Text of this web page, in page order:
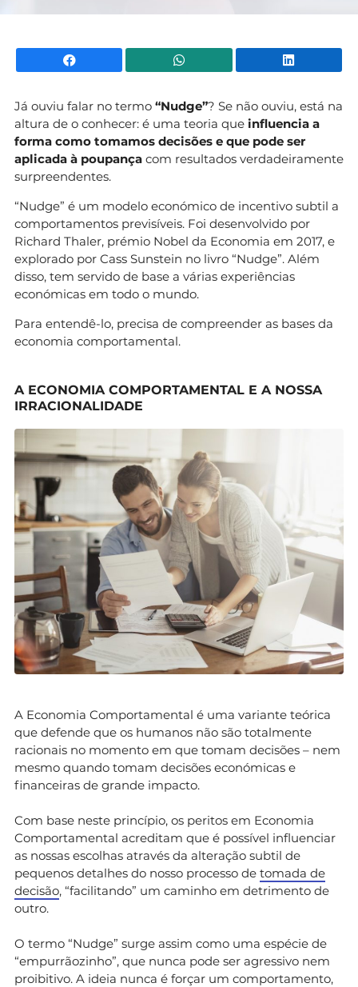
Facebook WhatsApp
Já ouviu falar no termo “Nudge”? Se não ouviu, está na
altura de o conhecer: é uma teoria que influencia a
forma como tomamos decisões e que pode ser
aplicada à poupança com resultados verdadeiramente
surpreendentes.
“Nudge” é um modelo económico de incentivo subtil a
comportamentos previsíveis. Foi desenvolvido por
Richard Thaler, prémio Nobel da Economia em 2017, e
explorado por Cass Sunstein no livro “Nudge”. Além
disso, tem servido de base a várias experiências
económicas em todo o mundo.
Para entendê-lo, precisa de compreender as bases da
economia comportamental.
A ECONOMIA COMPORTAMENTAL E A NOSSA
IRRACIONALIDADE
A Economia Comportamental é uma variante teórica
que defende que os humanos não são totalmente
racionais no momento em que tomam decisões – nem
mesmo quando tomam decisões económicas e
financeiras de grande impacto.
Com base neste princípio, os peritos em Economia
Comportamental acreditam que é possível influenciar
as nossas escolhas através da alteração subtil de
pequenos detalhes do nosso processo de tomada de
decisão, “facilitando” um caminho em detrimento de
outro.
O termo “Nudge” surge assim como uma espécie de
“empurrãozinho”, que nunca pode ser agressivo nem
proibitivo. A ideia nunca é forçar um comportamento,